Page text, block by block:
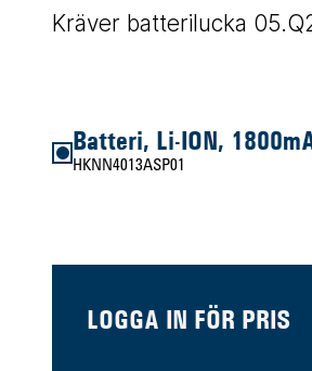
Kräver batterilucka
Batteri, Li-ION,
HKNN4013ASP01
LOGGA IN FÖR PRIS